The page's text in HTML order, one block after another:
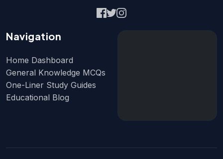
Navigation
Home Dashboard
General Knowledge MCQs
One-Liner Study Guides
Educational Blog